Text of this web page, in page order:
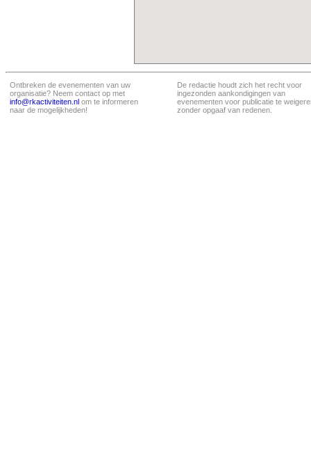
Ontbreken de evenementen van uw
organisatie? Neem contact op met
info@rkactiviteiten.nl om te informeren
naar de mogelijkheden!
De redactie houdt zich het recht voor
ingezonden aankondigingen van
evenementen voor publicatie te
zonder opgaaf van redenen.